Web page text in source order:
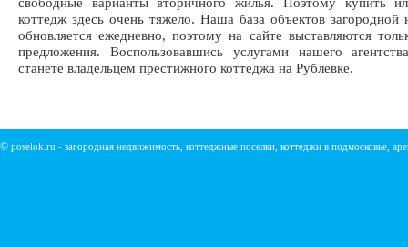
коттедж здесь очень тяжело. Наша база объектов загородной
обновляется ежедневно, поэтому на сайте выставляются
предложения. Воспользовавшись услугами нашего
станете владельцем престижного коттеджа на Рублевке.
© poselok.ru - загородная недвижимость, коттеджные поселки, коттеджи в подмосковье,